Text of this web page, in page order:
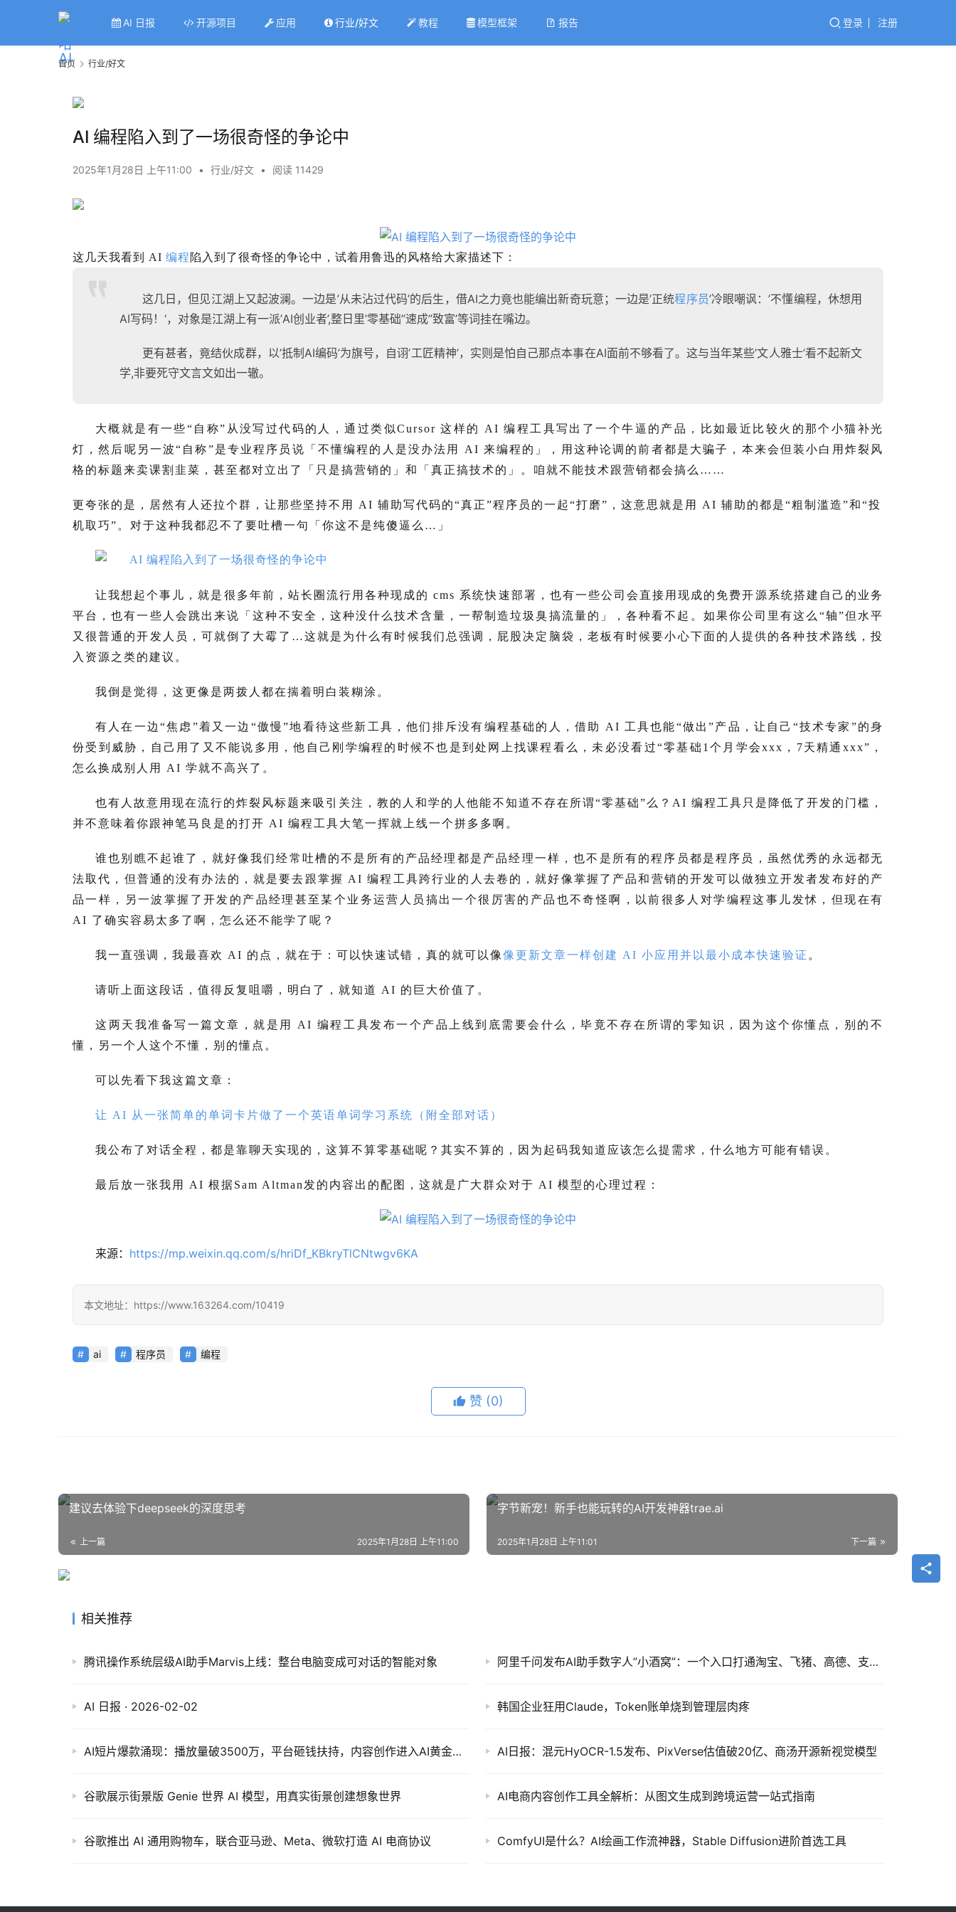
AI 日报 开源项目 应用 行业/好文 教程 模型框架 报告 登录 注册
首页 行业/好文
AI 编程陷入到了一场很奇怪的争论中
2025年1月28日 上午11:00 • 行业/好文 • 阅读 11429
这几天我看到 AI 编程 陷入到了很奇怪的争论中，试着用鲁迅的风格给大家描述下：
这几日，但见江湖上又起波澜。一边是’从未沾过代码’的后生，借AI之力竟也能编出新奇玩意；一边是’正统程序员’冷眼嘲讽：’不懂编程，休想用
AI写码！‘，对象是江湖上有一派’AI创业者’,整日里’零基础”速成”致富’等词挂在嘴边。
更有甚者，竟结伙成群，以’抵制AI编码’为旗号，自诩’工匠精神’，实则是怕自己那点本事在AI面前不够看了。这与当年某些’文人雅士’看不起新文
学,非要死守文言文如出一辙。
大概就是有一些“自称”从没写过代码的人，通过类似Cursor 这样的 AI 编程工具写出了一个牛逼的产品，比如最近比较火的那个小猫补光
灯，然后呢另一波“自称”是专业程序员说「不懂编程的人是没办法用 AI 来编程的」，用这种论调的前者都是大骗子，本来会但装小白用炸裂风
格的标题来卖课割韭菜，甚至都对立出了「只是搞营销的」和「真正搞技术的」。咱就不能技术跟营销都会搞么……
更夸张的是，居然有人还拉个群，让那些坚持不用 AI 辅助写代码的“真正”程序员的一起“打磨”，这意思就是用 AI 辅助的都是“粗制滥造”和“投
机取巧”。对于这种我都忍不了要吐槽一句「你这不是纯傻逼么…」
让我想起个事儿，就是很多年前，站长圈流行用各种现成的 cms 系统快速部署，也有一些公司会直接用现成的免费开源系统搭建自己的业务
平台，也有一些人会跳出来说「这种不安全，这种没什么技术含量，一帮制造垃圾臭搞流量的」，各种看不起。如果你公司里有这么“轴”但水平
又很普通的开发人员，可就倒了大霉了…这就是为什么有时候我们总强调，屁股决定脑袋，老板有时候要小心下面的人提供的各种技术路线，投
入资源之类的建议。
我倒是觉得，这更像是两拨人都在揣着明白装糊涂。
有人在一边“焦虑”着又一边“傲慢”地看待这些新工具，他们排斥没有编程基础的人，借助 AI 工具也能“做出”产品，让自己“技术专家”的身
份受到威胁，自己用了又不能说多用，他自己刚学编程的时候不也是到处网上找课程看么，未必没看过“零基础1个月学会xxx，7天精通xxx”，
怎么换成别人用 AI 学就不高兴了。
也有人故意用现在流行的炸裂风标题来吸引关注，教的人和学的人他能不知道不存在所谓“零基础”么？AI 编程工具只是降低了开发的门槛，
并不意味着你跟神笔马良是的打开 AI 编程工具大笔一挥就上线一个拼多多啊。
谁也别瞧不起谁了，就好像我们经常吐槽的不是所有的产品经理都是产品经理一样，也不是所有的程序员都是程序员，虽然优秀的永远都无
法取代，但普通的没有办法的，就是要去跟掌握 AI 编程工具跨行业的人去卷的，就好像掌握了产品和营销的开发可以做独立开发者发布好的产
品一样，另一波掌握了开发的产品经理甚至某个业务运营人员搞出一个很厉害的产品也不奇怪啊，以前很多人对学编程这事儿发怵，但现在有
AI 了确实容易太多了啊，怎么还不能学了呢？
我一直强调，我最喜欢 AI 的点，就在于：可以快速试错，真的就可以像像更新文章一样创建 AI 小应用并以最小成本快速验证 。
请听上面这段话，值得反复咀嚼，明白了，就知道 AI 的巨大价值了。
这两天我准备写一篇文章，就是用 AI 编程工具发布一个产品上线到底需要会什么，毕竟不存在所谓的零知识，因为这个你懂点，别的不
懂，另一个人这个不懂，别的懂点。
可以先看下我这篇文章：
让 AI 从一张简单的单词卡片做了一个英语单词学习系统（附全部对话）
我公布了对话全程，都是靠聊天实现的，这算不算零基础呢？其实不算的，因为起码我知道应该怎么提需求，什么地方可能有错误。
最后放一张我用 AI 根据Sam Altman发的内容出的配图，这就是广大群众对于 AI 模型的心理过程：
来源： https://mp.weixin.qq.com/s/hriDf_KBkryTlCNtwgv6KA
本文地址：https://www.163264.com/10419
ai 程序员 编程
赞 (0)
建议去体验下deepseek的深度思考
上一篇 2025年1月28日 上午11:00
字节新宠！新手也能玩转的AI开发神器trae.ai
下一篇
2025年1月28日 上午11:01
相关推荐
腾讯操作系统层级AI助手Marvis上线：整台电脑变成可对话的智能对象 阿里千问发布AI助手数字人”小酒窝”：一个入口打通淘宝、飞猪、高德、支付宝
AI 日报 · 2026-02-02 韩国企业狂用Claude，Token账单烧到管理层肉疼
AI短片爆款涌现：播放量破3500万，平台砸钱扶持，内容创作进入AI黄金时代 AI日报：混元HyOCR-1.5发布、PixVerse估值破20亿、商汤开源新视觉模型
谷歌展示街景版 Genie 世界 AI 模型，用真实街景创建想象世界 AI电商内容创作工具全解析：从图文生成到跨境运营一站式指南
谷歌推出 AI 通用购物车，联合亚马逊、Meta、微软打造 AI 电商协议 ComfyUI是什么？AI绘画工作流神器，Stable Diffusion进阶首选工具